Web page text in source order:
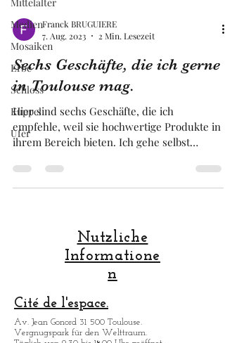
Medien
Mosaiken
Erbe
Schloss
Kuppel
Ufer
7. Aug. 2023
2 Min. Lesezeit
Sechs Geschäfte, die ich gerne
in Toulouse mag.
Hier sind sechs Geschäfte, die ich
ihrem Bereich bieten. Ich gehe selbst
dorthin !!! .
Nutzliche
n
Cité de l'espace.